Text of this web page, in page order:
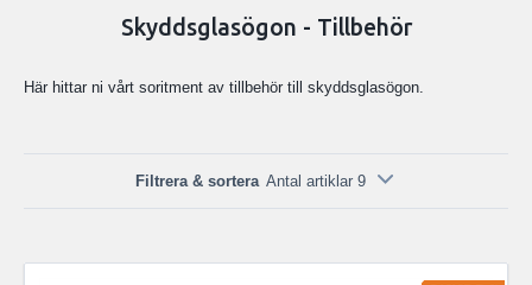
Skyddsglasögon - Tillbehör
Här hittar ni vårt soritment av tillbehör till skyddsglasögon.
Filtrera & sortera Antal artiklar 9